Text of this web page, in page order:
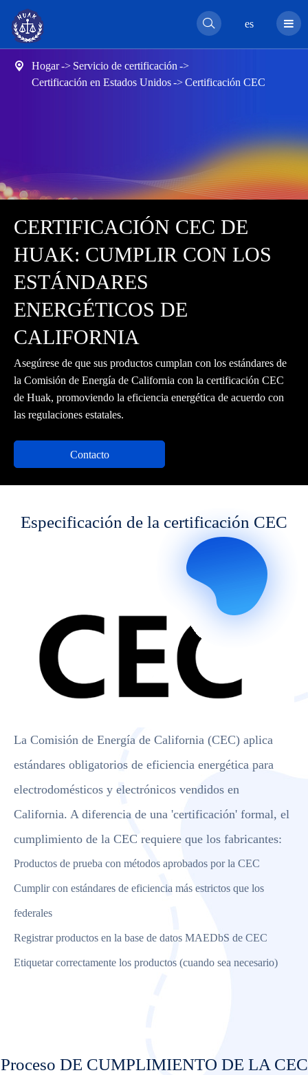
es

 Hogar
Servicio de certificación
Certificación en Estados Unidos
Certificación CEC
CERTIFICACIÓN CEC DE
HUAK: CUMPLIR CON LOS
ESTÁNDARES
ENERGÉTICOS DE
CALIFORNIA
Asegúrese de que sus productos cumplan con los estándares de
la Comisión de Energía de California con la certificación CEC
de Huak, promoviendo la eficiencia energética de acuerdo con
las regulaciones estatales.
Contacto
Especificación de la certificación CEC
La Comisión de Energía de California (CEC) aplica
estándares obligatorios de eficiencia energética para
electrodomésticos y electrónicos vendidos en
California. A diferencia de una 'certificación' formal, el
cumplimiento de la CEC requiere que los fabricantes:
Productos de prueba con métodos aprobados por la CEC
Cumplir con estándares de eficiencia más estrictos que los
federales
Registrar productos en la base de datos MAEDbS de CEC
Etiquetar correctamente los productos (cuando sea necesario)
Proceso DE CUMPLIMIENTO DE LA CEC